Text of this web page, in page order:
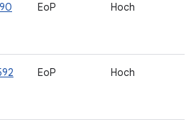
EoP Hoch
EoP Hoch